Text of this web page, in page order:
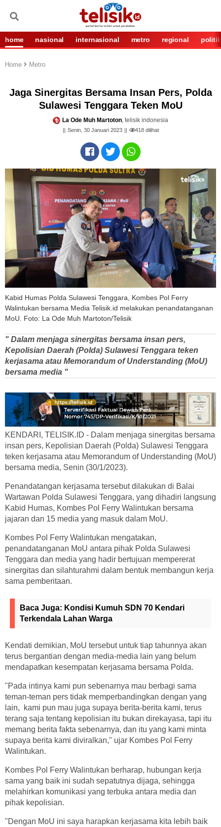
home nasional internasional metro regional politik
Home Metro
Jaga Sinergitas Bersama Insan Pers, Polda
Sulawesi Tenggara Teken MoU
La Ode Muh Martoton, telisik indonesia
Senin, 30 Januari 2023 418dilihat
Kabid Humas Polda Sulawesi Tenggara, Kombes Pol Ferry
Walintukan bersama Media Telisik.id melakukan penandatanganan
MoU. Foto: La Ode Muh Martoton/Telisik
" Dalam menjaga sinergitas bersama insan pers,
Kepolisian Daerah (Polda) Sulawesi Tenggara teken
kerjasama atau Memorandum of Understanding (MoU)
bersama media "
KENDARI, TELISIK.ID - Dalam menjaga sinergitas bersama
insan pers, Kepolisian Daerah (Polda) Sulawesi Tenggara
teken kerjasama atau Memorandum of Understanding (MoU)
bersama media, Senin (30/1/2023).
Penandatangan kerjasama tersebut dilakukan di Balai
Wartawan Polda Sulawesi Tenggara, yang dihadiri langsung
Kabid Humas, Kombes Pol Ferry Walintukan bersama
jajaran dan 15 media yang masuk dalam MoU.
Kombes Pol Ferry Walintukan mengatakan,
penandatanganan MoU antara pihak Polda Sulawesi
Tenggara dan media yang hadir bertujuan mempererat
sinergitas dan silahturahmi dalam bentuk membangun kerja
sama pemberitaan.
Baca Juga: Kondisi Kumuh SDN 70 Kendari
Terkendala Lahan Warga
Kendati demikian, MoU tersebut untuk tiap tahunnya akan
terus bergantian dengan media-media lain yang belum
mendapatkan kesempatan kerjasama bersama Polda.
"Pada intinya kami pun sebenarnya mau berbagi sama
teman-teman pers tidak memperbandingkan dengan yang
lain, kami pun mau juga supaya berita-berita kami, terus
terang saja tentang kepolisian itu bukan direkayasa, tapi itu
memang berita fakta sebenarnya, dan itu yang kami minta
supaya berita kami diviralkan," ujar Kombes Pol Ferry
Walintukan.
Kombes Pol Ferry Walintukan berharap, hubungan kerja
sama yang baik ini sudah sepatutnya dijaga, sehingga
melahirkan komunikasi yang terbuka antara media dan
pihak kepolisian.
"Dengan MoU ini saya harapkan kerjasama kita lebih baik